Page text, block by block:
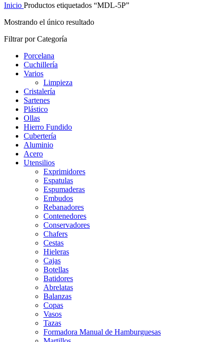
Inicio Productos etiquetados “MDL-5P”
Mostrando el único resultado
Filtrar por Categoría
Porcelana
Cuchillería
Varios
Limpieza
Cristalería
Sartenes
Plástico
Ollas
Hierro Fundido
Cubertería
Aluminio
Acero
Utensilios
Exprimidores
Espatulas
Espumaderas
Embudos
Rebanadores
Contenedores
Conservadores
Chafers
Cestas
Hieleras
Cajas
Botellas
Batidores
Abrelatas
Balanzas
Copas
Vasos
Tazas
Formadora Manual de Hamburguesas